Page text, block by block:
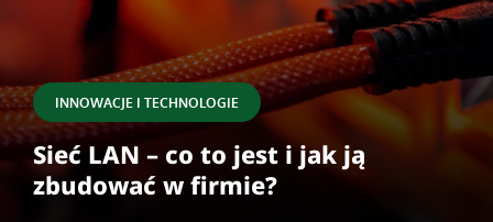
INNOWACJE I TECHNOLOGIE
Sieć LAN – co to jest i jak ją
zbudować w firmie?